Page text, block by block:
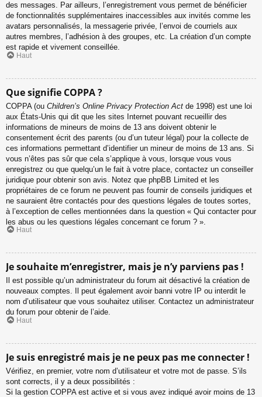
des messages. Par ailleurs, l’enregistrement vous permet de bénéficier
de fonctionnalités supplémentaires inaccessibles aux invités comme les
avatars personnalisés, la messagerie privée, l’envoi de courriels aux
autres membres, l’adhésion à des groupes, etc. La création d’un compte
est rapide et vivement conseillée.
Haut
Que signifie COPPA ?
COPPA (ou Children’s Online Privacy Protection Act de 1998) est une loi
aux États-Unis qui dit que les sites Internet pouvant recueillir des
informations de mineurs de moins de 13 ans doivent obtenir le
consentement écrit des parents (ou d’un tuteur légal) pour la collecte de
ces informations permettant d’identifier un mineur de moins de 13 ans. Si
vous n’êtes pas sûr que cela s’applique à vous, lorsque vous vous
enregistrez ou que quelqu’un le fait à votre place, contactez un conseiller
juridique pour obtenir son avis. Notez que phpBB Limited et les
propriétaires de ce forum ne peuvent pas fournir de conseils juridiques et
ne sauraient être contactés pour des questions légales de toutes sortes,
à l’exception de celles mentionnées dans la question « Qui contacter pour
les abus ou les questions légales concernant ce forum ? ».
Haut
Je souhaite m’enregistrer, mais je n’y parviens pas !
Il est possible qu’un administrateur du forum ait désactivé la création de
nouveaux comptes. Il peut également avoir banni votre IP ou interdit le
nom d’utilisateur que vous souhaitez utiliser. Contactez un administrateur
du forum pour obtenir de l’aide.
Haut
Je suis enregistré mais je ne peux pas me connecter !
Vérifiez, en premier, votre nom d’utilisateur et votre mot de passe. S’ils
sont corrects, il y a deux possibilités :
Si la gestion COPPA est active et si vous avez indiqué avoir moins de 13